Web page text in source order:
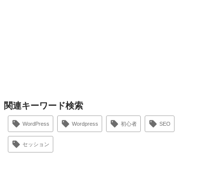
関連キーワード検索
WordPress Wordpress 初心者 SEO
セッション